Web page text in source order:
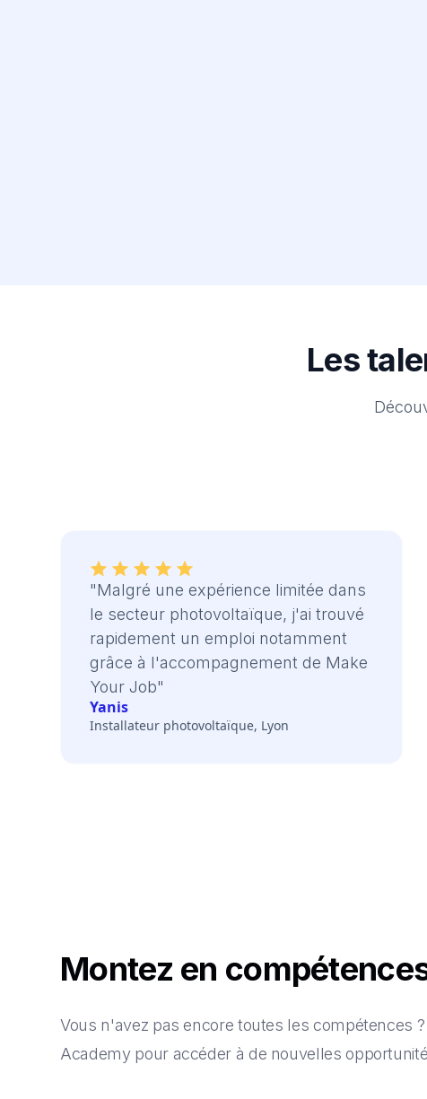
Les
"Malgré une expérience limitée dans
le secteur photovoltaïque, j'ai trouvé
rapidement un emploi notamment
grâce à l'accompagnement de Make
Your Job"
Yanis
Installateur photovoltaïque, Lyon
Montez en
Vous n'avez pas encore toutes les compétences
Academy pour accéder à de nouvelles